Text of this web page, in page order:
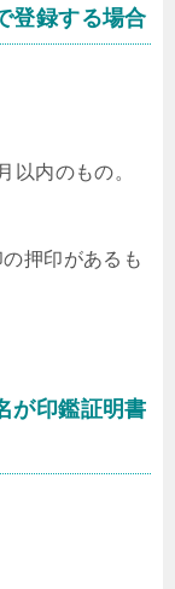
登録する場合
以内のもの。
押印があるも
が印鑑証明書